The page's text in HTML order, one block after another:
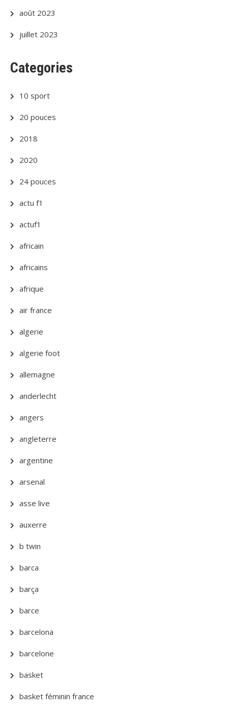
août 2023
juillet 2023
Categories
10 sport
20 pouces
2018
2020
24 pouces
actu f1
actuf1
africain
africains
afrique
air france
algerie
algerie foot
allemagne
anderlecht
angers
angleterre
argentine
arsenal
asse live
auxerre
b twin
barca
barça
barce
barcelona
barcelone
basket
basket féminin france